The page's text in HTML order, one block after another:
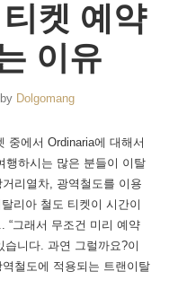
켓 예약
이유
by Dolgomang
중에서 Ordinaria에 대해서
행하시는 많은 분들이 이탈
리열차, 광역철도를 이용
리아 철도 티켓이 시간이
“그래서 무조건 미리 예약
습니다. 과연 그럴까요?이
철도에 적용되는 트랜이탈